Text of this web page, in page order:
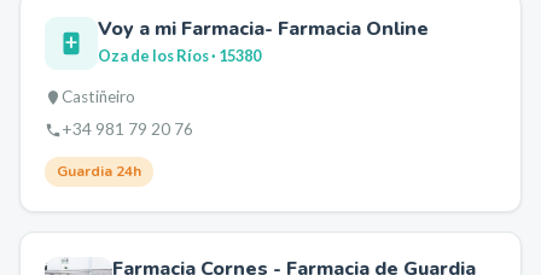
Voy a mi Farmacia- Farmacia Online
Oza de los Ríos· 15380
Castiñeiro
+34 981 79 20 76
Guardia 24h
Farmacia Cornes - Farmacia de Guardia